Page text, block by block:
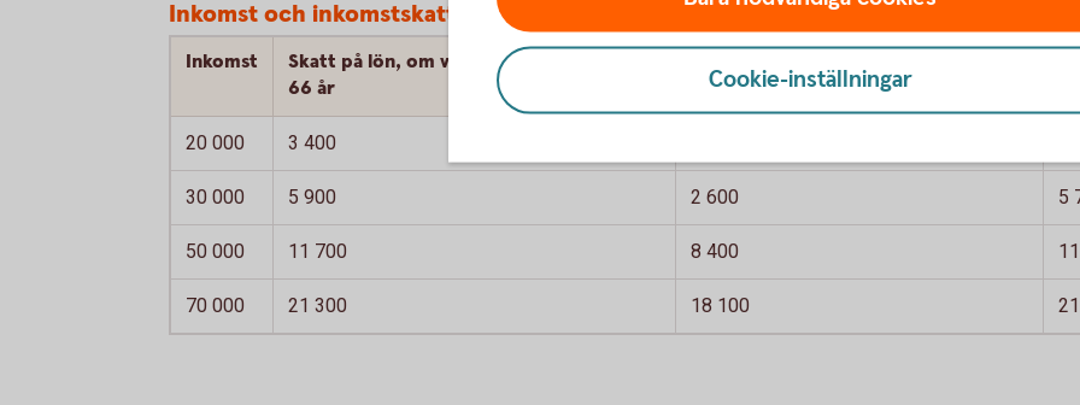
Inkomst och inkomstskatt, kronor per månad. Skattetabell 33. Avrundade tal
Inkomst
Skatt på lön, om vid årets ingång inte fyllt
66 år
66 år
20 000 3 400
30 000 5 900 2 600 5
50 000 11 700 8 400
70 000 21 300 18 100
Cookie-inställningar